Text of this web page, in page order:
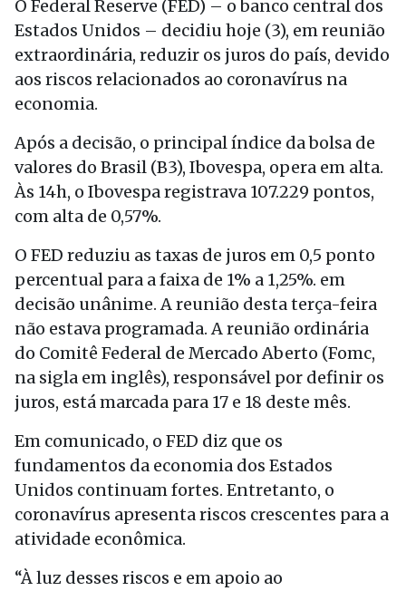
O Federal Reserve (FED) – o banco central dos
Estados Unidos – decidiu hoje (3), em reunião
extraordinária, reduzir os juros do país, devido
aos riscos relacionados ao coronavírus na
economia.
Após a decisão, o principal índice da bolsa de
valores do Brasil (B3), Ibovespa, opera em alta.
Às 14h, o Ibovespa registrava 107.229 pontos,
com alta de 0,57%.
O FED reduziu as taxas de juros em 0,5 ponto
percentual para a faixa de 1% a 1,25%. em
decisão unânime. A reunião desta terça-feira
não estava programada. A reunião ordinária
do Comitê Federal de Mercado Aberto (Fomc,
na sigla em inglês), responsável por definir os
juros, está marcada para 17 e 18 deste mês.
Em comunicado, o FED diz que os
fundamentos da economia dos Estados
Unidos continuam fortes. Entretanto, o
coronavírus apresenta riscos crescentes para a
atividade econômica.
“À luz desses riscos e em apoio ao